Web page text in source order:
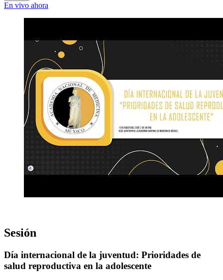
En vivo ahora
Sesión
Día internacional de la juventud: Prioridades de
salud reproductiva en la adolescente